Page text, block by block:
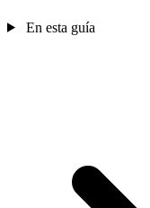
En esta guía